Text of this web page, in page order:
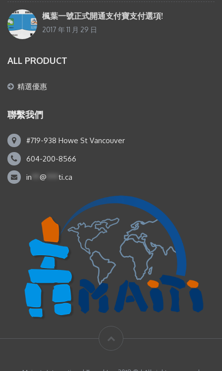
楓葉一號正式開通支付寶支付選項!
2017 年 11 月 29 日
ALL PRODUCT
精選優惠
聯繫我們
#719-938 Howe St Vancouver
604-200-8566
in
@ ti.ca